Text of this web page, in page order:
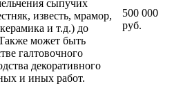
сыпучих
известь, мрамор,
и т.д.) до
может быть
галтовочного
декоративного
и иных работ.
500 000
руб.